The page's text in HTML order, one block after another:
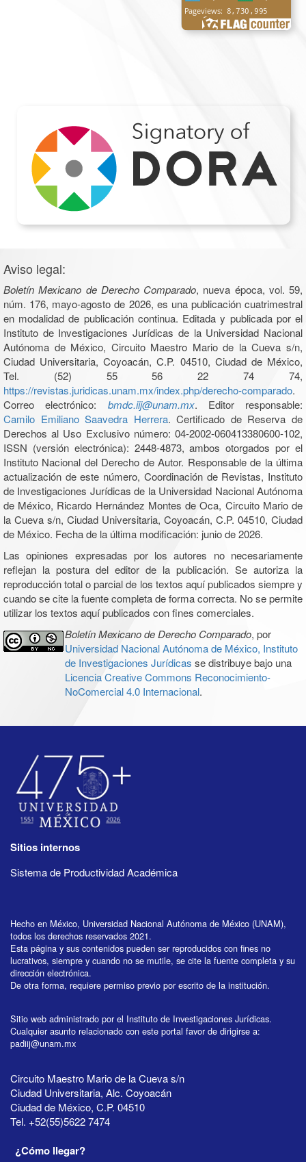
Aviso legal:
Boletín Mexicano de Derecho Comparado, nueva época, vol. 59,
núm. 176, mayo-agosto de 2026, es una publicación cuatrimestral
en modalidad de publicación continua. Editada y publicada por el
Instituto de Investigaciones Jurídicas de la Universidad Nacional
Autónoma de México, Circuito Maestro Mario de la Cueva s/n,
Ciudad Universitaria, Coyoacán, C.P. 04510, Ciudad de México,
Tel. (52) 55 56 22 74 74,
https://revistas.juridicas.unam.mx/index.php/derecho-comparado.
Correo electrónico: bmdc.iij@unam.mx. Editor responsable:
Camilo Emiliano Saavedra Herrera. Certificado de Reserva de
Derechos al Uso Exclusivo número: 04-2002-060413380600-102,
ISSN (versión electrónica): 2448-4873, ambos otorgados por el
Instituto Nacional del Derecho de Autor. Responsable de la última
actualización de este número, Coordinación de Revistas, Instituto
de Investigaciones Jurídicas de la Universidad Nacional Autónoma
de México, Ricardo Hernández Montes de Oca, Circuito Mario de
la Cueva s/n, Ciudad Universitaria, Coyoacán, C.P. 04510, Ciudad
de México. Fecha de la última modificación: junio de 2026.
Las opiniones expresadas por los autores no necesariamente
reflejan la postura del editor de la publicación. Se autoriza la
reproducción total o parcial de los textos aquí publicados siempre y
cuando se cite la fuente completa de forma correcta. No se permite
utilizar los textos aquí publicados con fines comerciales.
Boletín Mexicano de Derecho Comparado, por
Universidad Nacional Autónoma de México, Instituto
de Investigaciones Jurídicas se distribuye bajo una
Licencia Creative Commons Reconocimiento-
NoComercial 4.0 Internacional.
Sitios internos
Sistema de Productividad Académica
Hecho en México, Universidad Nacional Autónoma de México (UNAM),
todos los derechos reservados 2021.
Esta página y sus contenidos pueden ser reproducidos con fines no
lucrativos, siempre y cuando no se mutile, se cite la fuente completa y su
dirección electrónica.
De otra forma, requiere permiso previo por escrito de la institución.
Sitio web administrado por el Instituto de Investigaciones Jurídicas.
Cualquier asunto relacionado con este portal favor de dirigirse a:
padiij@unam.mx
Circuito Maestro Mario de la Cueva s/n
Ciudad Universitaria, Alc. Coyoacán
Ciudad de México, C.P. 04510
Tel. +52(55)5622 7474
¿Cómo llegar?